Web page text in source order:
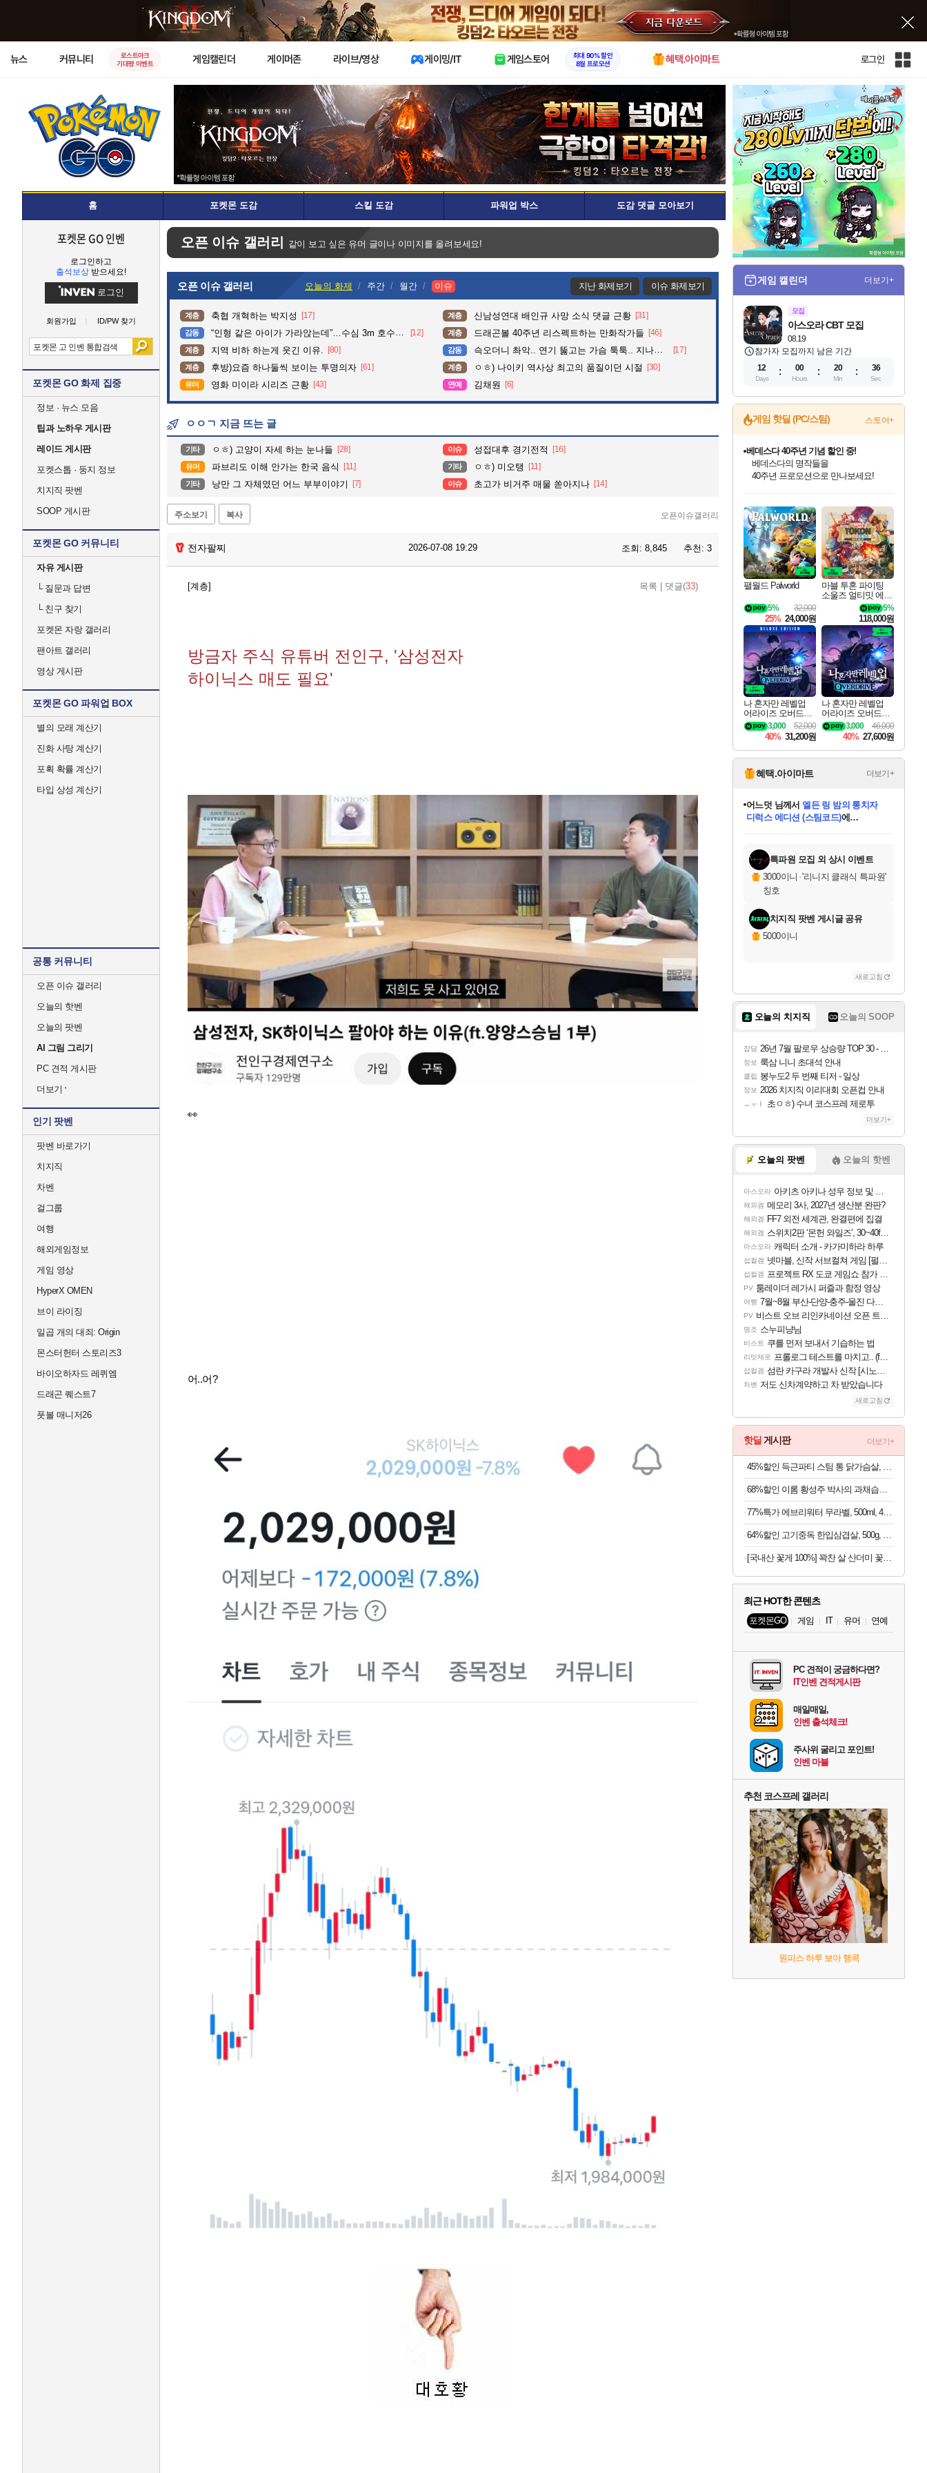
X
뉴스 커뮤니티
로스트아크
기대평 이벤트
게임캘린더 게이머존 라이브/영상 게이밍/IT 게임스토어
최대 90% 할인
8월 프로모션
혜택.아이마트 로그인
인
전
체
사
이
홈 포켓몬 도감 스킬 도감 파워업 박스 도감 댓글 모아보기
포켓몬 GO 인벤
로그인하고
출석보상 받으세요!
로그인
회원가입 ID/PW 찾기
포켓몬 GO 화제 집중
정보 · 뉴스 모음
팁과 노하우 게시판
레이드 게시판
포켓스톱 · 둥지 정보
치지직 팟벤
SOOP 게시판
포켓몬 GO 커뮤니티
자유 게시판
└질문과 답변
└친구 찾기
포켓몬 자랑 갤러리
팬아트 갤러리
영상 게시판
포켓몬 GO 파워업 BOX
별의 모래 계산기
진화 사탕 계산기
포획 확률 계산기
타입 상성 계산기
공통 커뮤니티
오픈 이슈 갤러리
오늘의 핫벤
오늘의 팟벤
AI 그림 그리기
PC 견적 게시판
더보기
인기 팟벤
팟벤 바로가기
치지직
차벤
걸그룹
여행
해외게임정보
게임 영상
HyperX OMEN
브이 라이징
일곱 개의 대죄: Origin
몬스터헌터 스토리즈3
바이오하자드 레퀴엠
드래곤 퀘스트7
풋볼 매니저26
오픈 이슈 갤러리 같이 보고 싶은 유머 글이나 이미지를 올려보세요!
오픈 이슈 갤러리 오늘의 화제 주간 월간 이슈 지난 화제보기 이슈 화제보기
계층 축협 개혁하는 박지성 [17] 계층 신남성연대 배인규 사망 소식 댓글 근황 [31]
감동 “인형 같은 아이가 가라앉는데”…수심 3m 호수 뛰어든 60대 의인 [12] 계층 드래곤볼 40주년 리스펙트하는 만화작가들 [46]
계층 지역 비하 하는게 웃긴 이유. [80] 감동 슥오더니 촤악.. 연기 뚫고는 가슴 툭툭.. 지나가던 아재의 정체 [17]
계층 후방)요즘 하나둘씩 보이는 투명의자 [61] 계층 ㅇㅎ) 나이키 역사상 최고의 품질이던 시절 [30]
유머 영화 미이라 시리즈 근황 [43] 연예 김채원 [6]
ㅇㅇㄱ 지금 뜨는 글
기타 ㅇㅎ) 고양이 자세 하는 눈나들 [28] 이슈 성접대후 경기전적 [16]
유머 파브리도 이해 안가는 한국 음식 [11] 기타 ㅇㅎ) 미오탱 [11]
기타 낭만 그 자체였던 어느 부부이야기 [7] 이슈 초고가 비거주 매물 쏟아지나 [14]
주소보기 복사 오픈이슈갤러리
전자팔찌 2026-07-08 19:29 조회: 8,845 추천: 3
[계층] 목록 댓글(33)
방금자 주식 유튜버 전인구, '삼성전자
하이닉스 매도 필요'
👀
어..어?
게임 캘린더 더보기+
모집
08.19
아스오라 CBT 모집
참가자 모집까지 남은 기간
12
Days
00
Hours
20
Min
35
Sec
게임 핫딜 (PC/스팀) 스토어+
최대 90% 할인가를 만나보세요!
네이버혜택과 함께 만나보세요!
50%할인&추가 적립까지!
이니&베니 혜택까지!
네이버 혜택가와 함께 예약하세요!
할인&네이버혜택으로 만나보세요!
네이버페이 혜택과 만나보세요!
베데스다의 명작들을
40주년 프로모션으로 만나보세요!
네이버 포인트 혜택까지!
할인가에 만나보세요!
일부 에디션 상시 할인!
혜택으로 예약 판매 중
편안하게 충전하세요
팰월드 Palworld
32,000
5%
25% 24,000원
마블 투혼 파이팅
소울즈 얼티밋 에디
션 예약구매 MARV
EL Tokon Fighting S
ouls Ultimate Edition
Pre-Purchase
5%
118,000원
나 혼자만 레벨업
어라이즈 오버드라
이브 디럭스 에디션
Solo Leveling Arise
Overdrive Deluxe Edi
tion
52,000
3,000
40% 31,200원
나 혼자만 레벨업
어라이즈 오버드라
이브 Solo Leveling A
rise
46,000
3,000
40% 27,600원
혜택.아이마트 더보기+
당첨되셨습니다.
당첨되셨습니다.
어느덧 님께서엘든 링 밤의 통치자
디럭스 에디션 (스팀코드)에
당첨되셨습니다.
에디션 (스팀코드)를 교환.
당첨되셨습니다.
당첨되셨습니다.
당첨되셨습니다.
당첨되셨습니다.
특파원 모집 외 상시 이벤트
3000이니 ·'리니지 클래식 특파원'
칭호
치지직 팟벤 게시글 공유
5000이니
새로고침
오늘의 치지직 오늘의 SOOP
잡담 26년 7월 팔로우 상승량 TOP 30 - 월간 치지직
정보 룩삼 니니 초대석 안내
클립 봉누도2 두 번째 티저 - 일상
정보 2026 치지직 이리대회 오픈컵 안내
ㅗㅜㅑ 초ㅇㅎ) 수녀 코스프레 제로투
더보기+
오늘의 팟벤 오늘의 핫벤
아스오라 아키츠 아키나 성우 정보 및 주요 필모
해외겜 메모리 3사, 2027년 생산분 완판?
해외겜 FF7 외전 세계관, 완결편에 집결
해외겜 스위치2판 ‘몬헌 와일즈’, 30~40fps 목표 추정
아스오라 캐릭터 소개 - 카가미하라 하루
섭컬겜 넷마블, 신작 서브컬쳐 게임 [펄 인 블루] 티저 사이트 오픈
섭컬겜 프로젝트 RX 도쿄 게임쇼 참가 결정
PV 툼레이더 레가시 퍼즐과 함정 영상
여행 7월~8월 부산-단양-충주-울진 다녀왔어요~
PV 비스트 오브 리인카네이션 오픈 트레일러
명조 스누피냥님
비스트 쿠를 먼저 보내서 기습하는 법
리밋제로 프롤로그 테스트를 마치고.. (feat. 리아)
섭컬겜 섬란 카구라 개발사 신작 [시노비 넥서스] 연내 출시 예정
차벤 저도 신차계약하고 차 받았습니다
새로고침
핫딜 게시판 더보기+
45%할인 득근파티 스팀 통 닭가슴살, 6종 혼합, 100g, 30팩
68%할인 이롬 황성주 박사의 과채습관 퍼플, 190ml, 16개
77%특가 에브리워터 무라벨, 500ml, 40개
64%할인 고기중독 한입삼겹살, 500g, 4개
[국내산 꽃게 100%] 꽉찬 살 산더미 꽃게탕
최근 HOT한 콘텐츠
포켓몬GO 게임 IT 유머 연예
PC 견적이 궁금하다면?
IT인벤 견적게시판
매일매일,
인벤 출석체크!
주사위 굴리고 포인트!
인벤 마블
추천 코스프레 갤러리
원피스 하루 보아 행콕